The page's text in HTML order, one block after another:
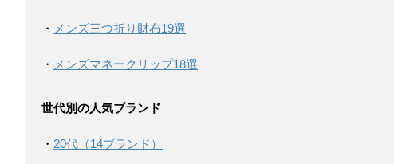
・ メンズ三つ折り財布19選
・ メンズマネークリップ18選
世代別の人気ブランド
・ 20代（14ブランド）